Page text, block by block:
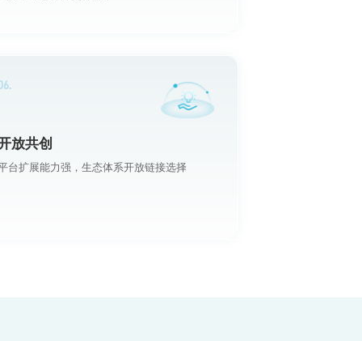
放共创
台扩展能力强，生态体系开放链接选择